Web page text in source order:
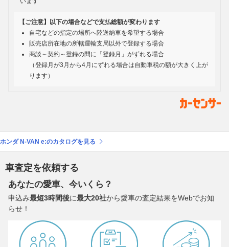
【ご注意】以下の場合などで支払総額が変わります
自宅などの指定の場所へ陸送納車を希望する場合
販売店所在地の所轄運輸支局以外で登録する場合
商談～契約～登録の間に「登録月」がずれる場合
（登録月が3月から4月にずれる場合は自動車税の額が大きく上が
ります）
ホンダ N-VAN e:のカタログを見る
車査定を依頼する
あなたの愛車、今いくら？
申込み最短3時間後に最大20社から愛車の査定結果をWebでお知
らせ！